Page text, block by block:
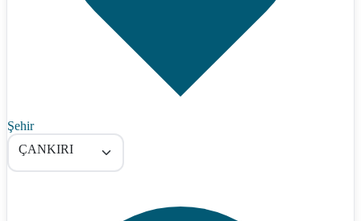
Şehir
ÇANKIRI